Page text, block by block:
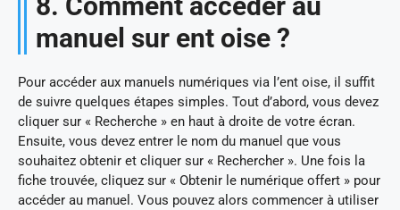
manuel sur ent oise ?
Pour accéder aux manuels numériques via l’ent oise, il suffit
de suivre quelques étapes simples. Tout d’abord, vous devez
cliquer sur « Recherche » en haut à droite de votre écran.
Ensuite, vous devez entrer le nom du manuel que vous
souhaitez obtenir et cliquer sur « Rechercher ». Une fois la
fiche trouvée, cliquez sur « Obtenir le numérique offert » pour
accéder au manuel. Vous pouvez alors commencer à utiliser